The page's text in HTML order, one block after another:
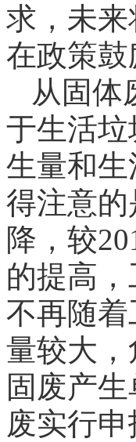
求，未
在政策
从固体
于生活
生量和生
得注意
降，较
的提高
不再随
量较大
固废产
废实行